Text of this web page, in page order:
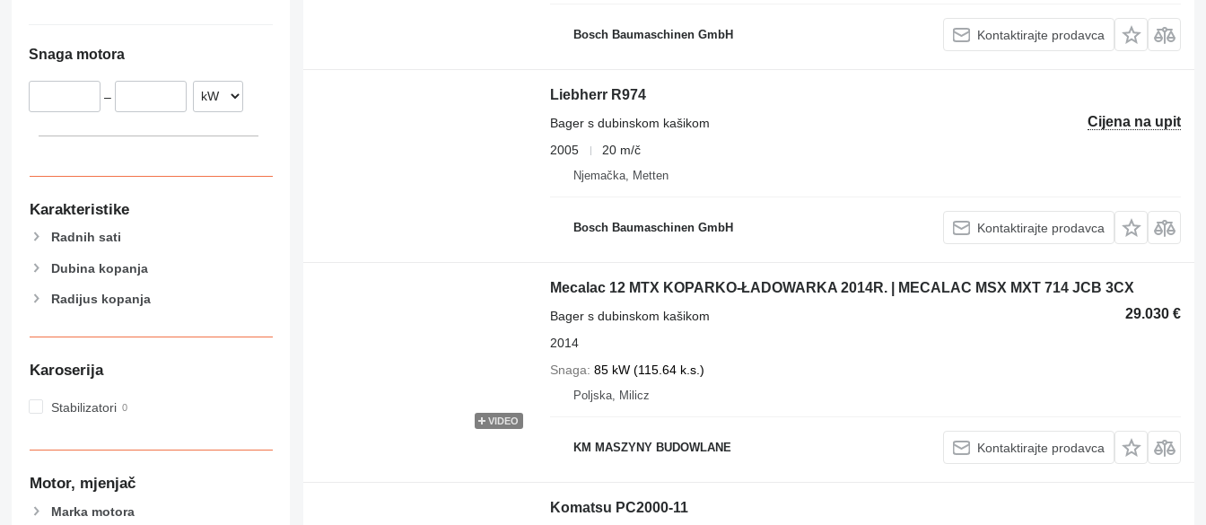
Snaga motora
–
Karakteristike
Radnih sati
Dubina kopanja
Radijus kopanja
Karoserija
Stabilizatori
Motor, mjenjač
Marka motora
Bosch Baumaschinen GmbH Kontaktirajte prodavca
Liebherr R974
Cijena na upit
Bager s dubinskom kašikom
2005
20 m/č
Njemačka, Metten
Bosch Baumaschinen GmbH Kontaktirajte prodavca
VIDEO
Mecalac 12 MTX KOPARKO-ŁADOWARKA 2014R. | MECALAC MSX MXT 714 JCB 3CX
29.030 €
Bager s dubinskom kašikom
2014
Snaga 85 kW (115.64 k.s.)
Poljska, Milicz
KM MASZYNY BUDOWLANE Kontaktirajte prodavca
Komatsu PC2000-11